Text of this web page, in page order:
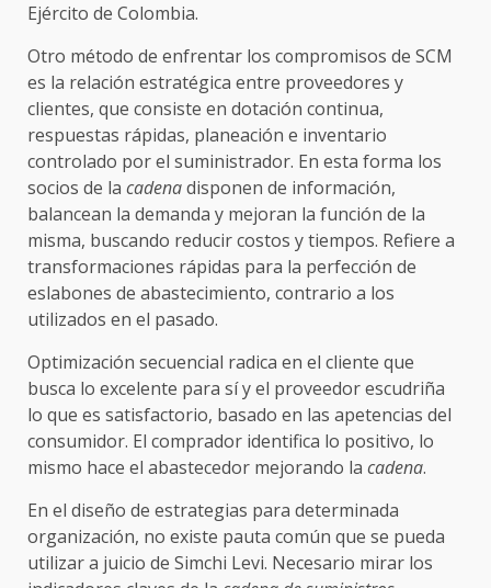
Ejército de Colombia.
Otro método de enfrentar los compromisos de SCM
es la relación estratégica entre proveedores y
clientes, que consiste en dotación continua,
respuestas rápidas, planeación e inventario
controlado por el suministrador. En esta forma los
socios de la cadenadisponen de información,
balancean la demanda y mejoran la función de la
misma, buscando reducir costos y tiempos. Refiere a
transformaciones rápidas para la perfección de
eslabones de abastecimiento, contrario a los
utilizados en el pasado.
Optimización secuencial radica en el cliente que
busca lo excelente para sí y el proveedor escudriña
lo que es satisfactorio, basado en las apetencias del
consumidor. El comprador identifica lo positivo, lo
mismo hace el abastecedor mejorando la cadena.
En el diseño de estrategias para determinada
organización, no existe pauta común que se pueda
utilizar a juicio de Simchi Levi. Necesario mirar los